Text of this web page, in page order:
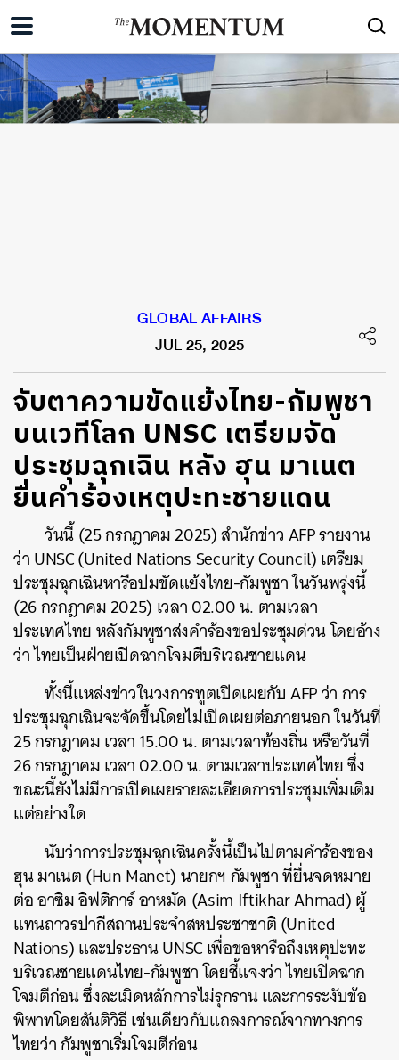
GLOBAL AFFAIRS
JUL 25, 2025
จับตาความขัดแย้งไทย-กัมพูชา
บนเวทีโลก UNSC เตรียมจัด
ประชุมฉุกเฉิน หลัง ฮุน มาเนต
ยื่นคำร้องเหตุปะทะชายแดน
วันนี้ (25 กรกฎาคม 2025) สำนักข่าว AFP รายงาน
ว่า UNSC (United Nations Security Council) เตรียม
ประชุมฉุกเฉินหารือปมขัดแย้งไทย-กัมพูชา ในวันพรุ่งนี้
(26 กรกฎาคม 2025) เวลา 02.00 น. ตามเวลา
ประเทศไทย หลังกัมพูชาส่งคำร้องขอประชุมด่วน โดยอ้าง
ว่า ไทยเป็นฝ่ายเปิดฉากโจมตีบริเวณชายแดน
ทั้งนี้แหล่งข่าวในวงการทูตเปิดเผยกับ AFP ว่า การ
ประชุมฉุกเฉินจะจัดขึ้นโดยไม่เปิดเผยต่อภายนอก ในวันที่
25 กรกฎาคม เวลา 15.00 น. ตามเวลาท้องถิ่น หรือวันที่
26 กรกฎาคม เวลา 02.00 น. ตามเวลาประเทศไทย ซึ่ง
ขณะนี้ยังไม่มีการเปิดเผยรายละเอียดการประชุมเพิ่มเติม
แต่อย่างใด
นับว่าการประชุมฉุกเฉินครั้งนี้เป็นไปตามคำร้องของ
ฮุน มาเนต (Hun Manet) นายกฯ กัมพูชา ที่ยื่นจดหมาย
ต่ออาซิม อิฟติการ์ อาหมัด (Asim Iftikhar Ahmad) ผู้
แทนถาวรปากีสถานประจำสหประชาชาติ (United
Nations) และประธาน UNSC เพื่อขอหารือถึงเหตุปะทะ
บริเวณชายแดนไทย-กัมพูชา โดยชี้แจงว่า ไทยเปิดฉาก
โจมตีก่อน ซึ่งละเมิดหลักการไม่รุกราน และการระงับข้อ
พิพาทโดยสันติวิธี เช่นเดียวกับแถลงการณ์จากทางการ
ไทยว่า กัมพูชาเริ่มโจมตีก่อน